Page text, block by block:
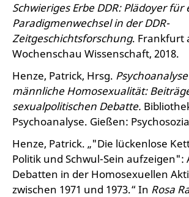
Schwieriges Erbe DDR: Plädoyer für
Paradigmenwechsel in der DDR-
Zeitgeschichtsforschung. Frankfurt
Wochenschau Wissenschaft, 2018.
Henze, Patrick, Hrsg.
männliche Homosexualität:
sexualpolitischen Debatte.
Psychoanalyse. Gießen:
Henze, Patrick. „"Die lückenlose
Politik und Schwul-Sein aufzeigen":
Debatten in der Homosexuellen
zwischen 1971 und 1973.“ In Rosa